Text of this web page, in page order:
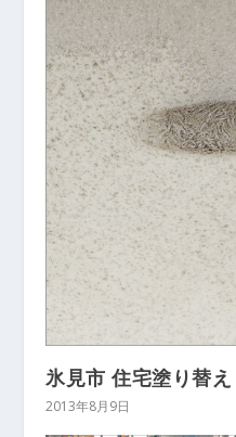
氷見市 住宅塗り替
2013年8月9日